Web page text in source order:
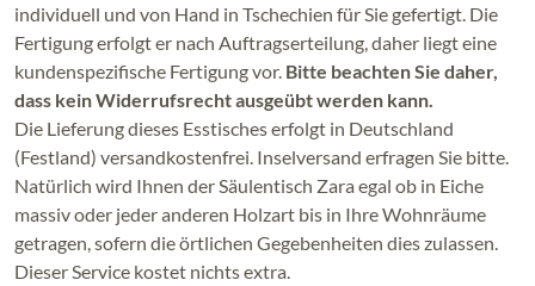
individuell und von Hand in Tschechien für Sie gefertigt. Die
Fertigung erfolgt er nach Auftragserteilung, daher liegt eine
kundenspezifische Fertigung vor. Bitte beachten Sie daher,
dass kein Widerrufsrecht ausgeübt werden kann.
Die Lieferung dieses Esstisches erfolgt in Deutschland
(Festland) versandkostenfrei. Inselversand erfragen Sie bitte.
Natürlich wird Ihnen der Säulentisch Zara egal ob in Eiche
massiv oder jeder anderen Holzart bis in Ihre Wohnräume
getragen, sofern die örtlichen Gegebenheiten dies zulassen.
Dieser Service kostet nichts extra.